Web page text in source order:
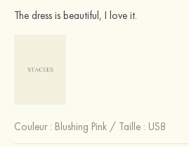
The dress is beautiful, I love it.
Couleur : Blushing Pink / Taille : US8